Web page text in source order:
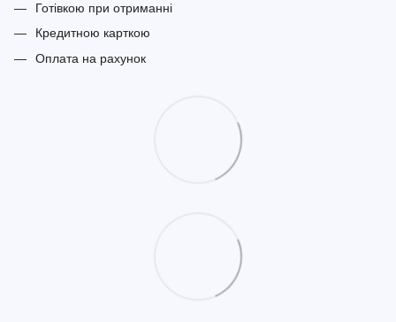
Готівкою при отриманні
Кредитною карткою
Оплата на рахунок